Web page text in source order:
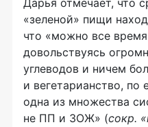
Дарья отмечает, что
«зеленой» пищи
что «можно все
довольствуясь
углеводов и ничем
и вегетарианство, по
одна из множества
не ПП и ЗОЖ» (сокр.